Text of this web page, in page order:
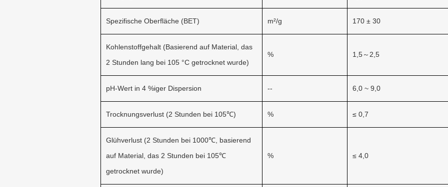
Spezifische Oberfläche (BET) m²/g 170 ± 30
Kohlenstoffgehalt (Basierend auf Material, das
2 Stunden lang bei 105 °C getrocknet wurde)
% 1,5～2,5
pH-Wert in 4 %iger Dispersion -- 6,0 ~ 9,0
Trocknungsverlust (2 Stunden bei 105℃) % ≤ 0,7
Glühverlust (2 Stunden bei 1000℃, basierend
auf Material, das 2 Stunden bei 105℃
getrocknet wurde)
% ≤ 4,0